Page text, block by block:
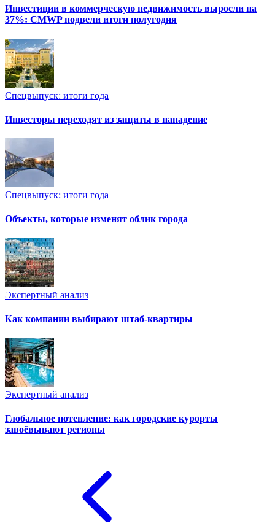
Инвестиции в коммерческую недвижимость выросли на
37%: CMWP подвели итоги полугодия
Спецвыпуск: итоги года
Инвесторы переходят из защиты в нападение
Спецвыпуск: итоги года
Объекты, которые изменят облик города
Экспертный анализ
Как компании выбирают штаб-квартиры
Экспертный анализ
Глобальное потепление: как городские курорты
завоёвывают регионы